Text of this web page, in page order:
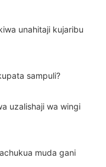
unahitaji kujaribu
sampuli?
uzalishaji wa wingi
muda gani